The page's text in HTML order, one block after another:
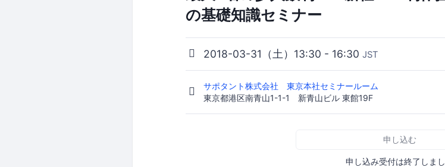
の基礎知識セミナー
2018-03-31（土）13:30 - 16:30 JST
サポタント株式会社 東京本社セミナールーム
東京都港区南青山1-1-1 新青山ビル 東館19F
申し込む
申し込み受付は終了しま